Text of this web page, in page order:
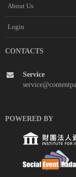
About Us
Login
CONTACTS
Service
POWERED BY